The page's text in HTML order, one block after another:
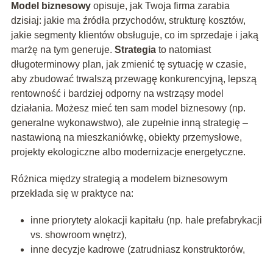
Model biznesowyopisuje, jak Twoja firma zarabia
dzisiaj: jakie ma źródła przychodów, strukturę kosztów,
jakie segmenty klientów obsługuje, co im sprzedaje i jaką
marżę na tym generuje. Strategiato natomiast
długoterminowy plan, jak zmienić tę sytuację w czasie,
aby zbudować trwalszą przewagę konkurencyjną, lepszą
rentowność i bardziej odporny na wstrząsy model
działania. Możesz mieć ten sam model biznesowy (np.
generalne wykonawstwo), ale zupełnie inną strategię –
nastawioną na mieszkaniówkę, obiekty przemysłowe,
projekty ekologiczne albo modernizacje energetyczne.
Różnica między strategią a modelem biznesowym
przekłada się w praktyce na:
inne priorytety alokacji kapitału (np. hale prefabrykacji
vs. showroom wnętrz),
inne decyzje kadrowe (zatrudniasz konstruktorów,